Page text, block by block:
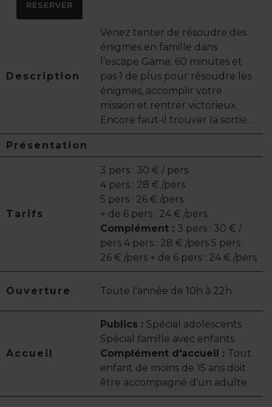
RÉSERVER
Description
Venez tenter de résoudre des
énigmes en famille dans
l’escape Game. 60 minutes et
pas 1 de plus pour résoudre les
énigmes, accomplir votre
mission et rentrer victorieux.
Encore faut-il trouver la sortie…
Présentation
Tarifs
3 pers : 30 € / pers
4 pers : 28 € /pers
5 pers : 26 € /pers
+ de 6 pers : 24 € /pers.
Complément : 3 pers : 30 € /
pers 4 pers : 28 € /pers 5 pers :
26 € /pers + de 6 pers : 24 € /pers
Ouverture Toute l'année de 10h à 22h.
Accueil
Publics : Spécial adolescents ·
Spécial famille avec enfants
Complément d'accueil : Tout
enfant de moins de 15 ans doit
être accompagné d'un adulte.